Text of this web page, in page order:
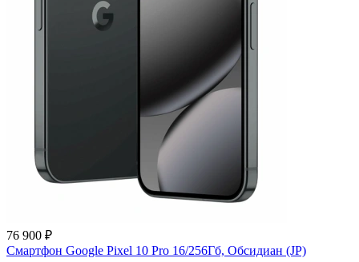
76 900 ₽
Смартфон Google Pixel 10 Pro 16/256Гб, Обсидиан (JP)